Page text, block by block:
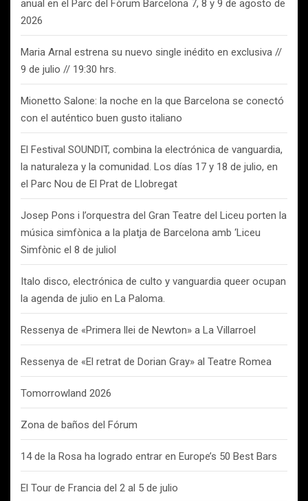
anual en el Parc del Fòrum Barcelona 7, 8 y 9 de agosto de
2026
Maria Arnal estrena su nuevo single inédito en exclusiva //
9 de julio // 19:30 hrs.
Mionetto Salone: la noche en la que Barcelona se conectó
con el auténtico buen gusto italiano
El Festival SOUNDIT, combina la electrónica de vanguardia,
la naturaleza y la comunidad. Los días 17 y 18 de julio, en
el Parc Nou de El Prat de Llobregat
Josep Pons i l’orquestra del Gran Teatre del Liceu porten la
música simfònica a la platja de Barcelona amb ‘Liceu
Simfònic el 8 de juliol
Italo disco, electrónica de culto y vanguardia queer ocupan
la agenda de julio en La Paloma.
Ressenya de «Primera llei de Newton» a La Villarroel
Ressenya de «El retrat de Dorian Gray» al Teatre Romea
Tomorrowland 2026
Zona de baños del Fórum
14 de la Rosa ha logrado entrar en Europe’s 50 Best Bars
El Tour de Francia del 2 al 5 de julio